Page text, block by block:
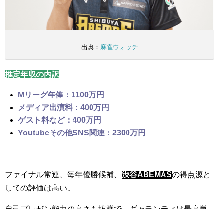
出典： 麻雀ウォッチ
推定年収の内訳
Mリーグ年俸：1100万円
メディア出演料：400万円
ゲスト料など：400万円
Youtubeその他SNS関連：2300万円
ファイナル常連、毎年優勝候補、 渋谷ABEMASの得点源と
しての評価は高い。